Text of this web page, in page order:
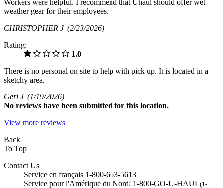
Workers were helpful. I recommend that Uhaul should offer wet
weather gear for their employees.
CHRISTOPHER J (2/23/2026)
Rating:
1.0
There is no personal on site to help with pick up. It is located in a
sketchy area.
Geri J (1/19/2026)
No reviews have been submitted for this location.
View more reviews
Back
To Top
Contact Us
Service en français 1-800-663-5613
Service pour l'Amérique du Nord: 1-800-GO-U-HAUL(1-